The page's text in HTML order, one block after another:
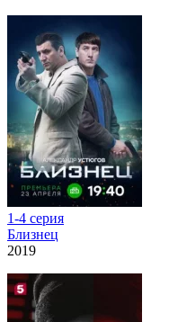
1-4 серия
Близнец
2019